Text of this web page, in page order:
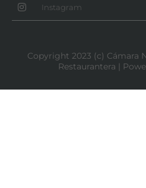
Instagram
Copyright 2023 (c) Cámara
Restaurantera |